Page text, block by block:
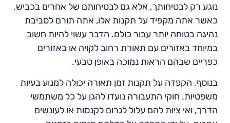
נוגע רק לבטיחותך, אלא גם לבטיחותם של אחרים בכביש.
כאשר אתה מקפיד על תקנות אלו, אתה תורם לסביבת
נהיגה בטוחה יותר עבור כולם. הדבר עשוי להיות חשוב
במיוחד באזורים עם תאורת רחוב לקויה או באזורים
כפריים שבהם הראות נמוכה באופן טבעי.
בנוסף, הקפדה על תקנות זמן תאורה יכולה למנוע בעיות
משפטיות. חוקי התעבורה נועדו להגן על כל משתמשי
הדרך, ואי ציות להם עלול לגרום לקנסות או לעונשים